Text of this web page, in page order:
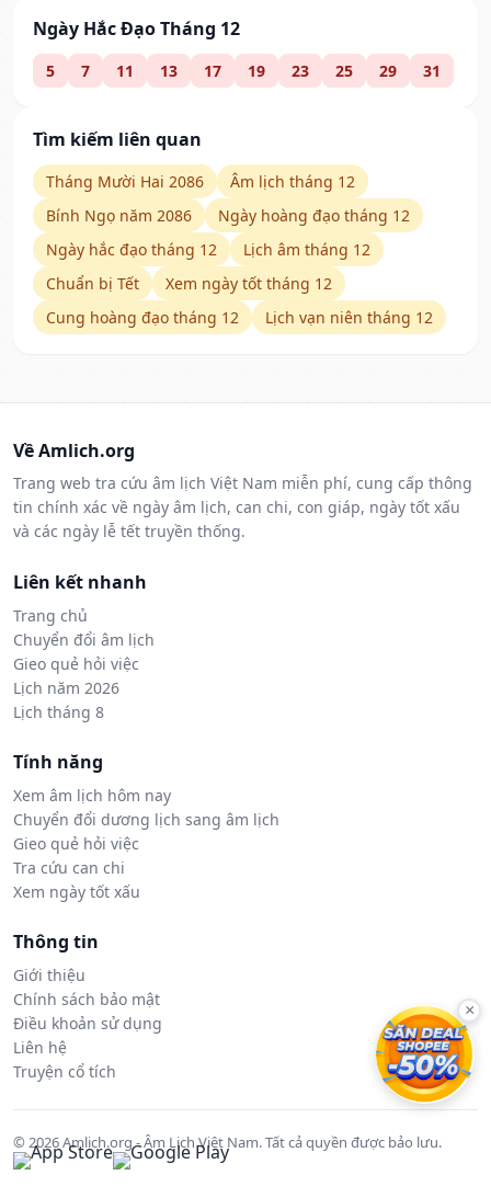
Ngày Hắc Đạo Tháng 12
5 7 11 13 17 19 23 25 29 31
Tìm kiếm liên quan
Tháng Mười Hai 2086
Âm lịch tháng 12
Bính Ngọ năm 2086
Ngày hoàng đạo tháng 12
Ngày hắc đạo tháng 12
Lịch âm tháng 12
Chuẩn bị Tết
Xem ngày tốt tháng 12
Cung hoàng đạo tháng 12
Lịch vạn niên tháng 12
Về Amlich.org
Trang web tra cứu âm lịch Việt Nam miễn phí, cung cấp thông
tin chính xác về ngày âm lịch, can chi, con giáp, ngày tốt xấu
và các ngày lễ tết truyền thống.
Liên kết nhanh
Trang chủ
Chuyển đổi âm lịch
Gieo quẻ hỏi việc
Lịch năm 2026
Lịch tháng 8
Tính năng
Xem âm lịch hôm nay
Chuyển đổi dương lịch sang âm lịch
Gieo quẻ hỏi việc
Tra cứu can chi
Xem ngày tốt xấu
Thông tin
Giới thiệu
Chính sách bảo mật
Điều khoản sử dụng
Liên hệ
Truyện cổ tích
© 2026 Amlich.org - Âm Lịch Việt Nam. Tất cả quyền được bảo lưu.
×